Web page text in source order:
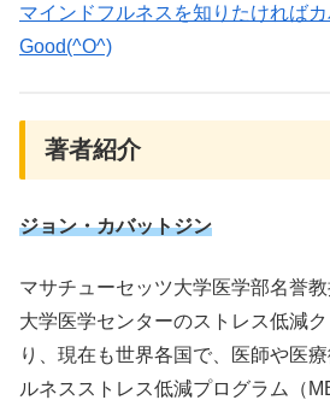
マインドフルネスを知りたければ
Good(^O^)
著者紹介
ジョン・カバットジン
マサチューセッツ大学医学部名誉
大学医学センターのストレス低減
り、現在も世界各国で、医師や医
ルネスストレス低減プログラム（